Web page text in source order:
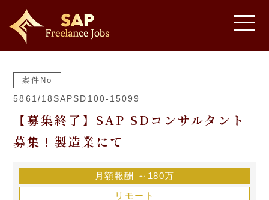
案件No
5861/18SAPSD100-15099
【募集終了】SAP SDコンサルタント
募集！製造業にて
月額報酬
～180万
リモート